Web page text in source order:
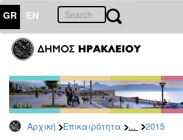
GR EN
Αρχική Επικαιρότητα ... 2015
ΕΠΙΚΑΙΡΟΤΗΤΑ
Τύπου
Αρχείο
2026
2025